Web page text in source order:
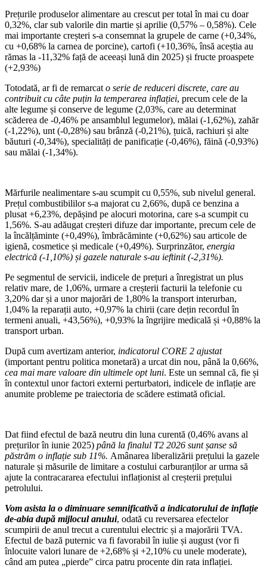
Prețurile produselor alimentare au crescut per total în mai cu doar
0,32%, clar sub valorile din martie și aprilie (0,57% – 0,58%). Cele
mai importante creșteri s-a consemnat la grupele de carne (+0,34%,
cu +0,68% la carnea de porcine), cartofi (+10,36%, însă aceștia au
rămas la -11,32% față de aceeași lună din 2025) și fructe proaspete
(+2,93%)
Totodată, ar fi de remarcat o serie de reduceri discrete, care au
contribuit cu câte puțin la temperarea inflației, precum cele de la
alte legume și conserve de legume (2,03%, care au determinat
scăderea de -0,46% pe ansamblul legumelor), mălai (-1,62%), zahăr
(-1,22%), unt (-0,28%) sau brânză (-0,21%), țuică, rachiuri și alte
băuturi (-0,34%), specialități de panificație (-0,46%), făină (-0,93%)
sau mălai (-1,34%).
Mărfurile nealimentare s-au scumpit cu 0,55%, sub nivelul general.
Prețul combustibililor s-a majorat cu 2,66%, după ce benzina a
plusat +6,23%, depășind pe alocuri motorina, care s-a scumpit cu
1,56%. S-au adăugat creșteri difuze dar importante, precum cele de
la încălțăminte (+0,49%), îmbrăcăminte (+0,62%) sau articole de
igienă, cosmetice și medicale (+0,49%). Surprinzător, energia
electrică (-1,10%) și gazele naturale s-au ieftinit (-2,31%).
Pe segmentul de servicii, indicele de prețuri a înregistrat un plus
relativ mare, de 1,06%, urmare a creșterii facturii la telefonie cu
3,20% dar și a unor majorări de 1,80% la transport interurban,
1,04% la reparații auto, +0,97% la chirii (care dețin recordul în
termeni anuali, +43,56%), +0,93% la îngrijire medicală și +0,88% la
transport urban.
După cum avertizam anterior, indicatorul CORE 2 ajustat
(important pentru politica monetară) a urcat din nou, până la 0,66%,
cea mai mare valoare din ultimele opt luni. Este un semnal că, fie și
în contextul unor factori externi perturbatori, indicele de inflație are
anumite probleme pe traiectoria de scădere estimată oficial.
Dat fiind efectul de bază neutru din luna curentă (0,46% avans al
prețurilor în iunie 2025) până la finalul T2 2026 sunt șanse să
păstrăm o inflație sub 11%. Amânarea liberalizării prețului la gazele
naturale și măsurile de limitare a costului carburanților ar urma să
ajute la contracararea efectului inflaționist al creșterii prețului
petrolului.
Vom asista la o diminuare semnificativă a indicatorului de inflație
de-abia după mijlocul anului, odată cu reversarea efectelor
scumpirii de anul trecut a curentului electric și a majorării TVA.
Efectul de bază puternic va fi favorabil în iulie și august (vor fi
înlocuite valori lunare de +2,68% și +2,10% cu unele moderate),
când am putea „pierde” circa patru procente din rata inflației.